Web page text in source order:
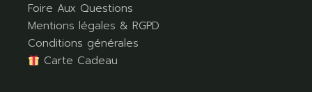
Foire Aux Questions
Mentions légales & RGPD
Conditions générales
Carte Cadeau